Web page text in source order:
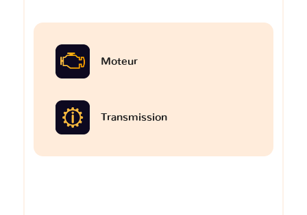
Moteur
Transmission